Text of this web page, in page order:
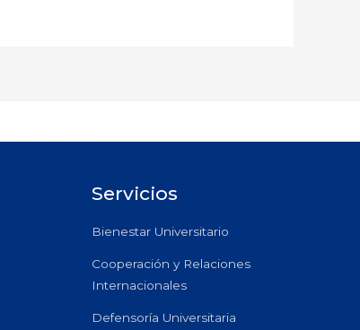
Servicios
Bienestar Universitario
Cooperación y Relaciones
Internacionales
Defensoría Universitaria